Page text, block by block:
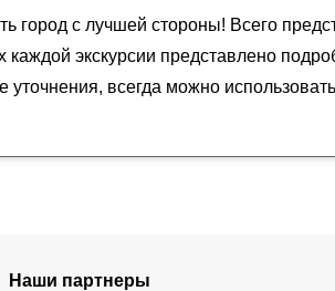
город с лучшей стороны! Всего
каждой экскурсии представлено
всегда можно
Наши партнеры